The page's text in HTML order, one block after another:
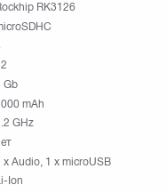
RK3126
Gb
mAh
GHz
x Audio, 1 x microUSB
Ion